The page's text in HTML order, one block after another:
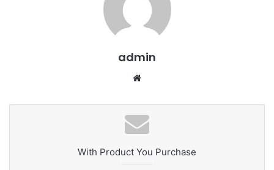
admin
te
With Product You Purchase